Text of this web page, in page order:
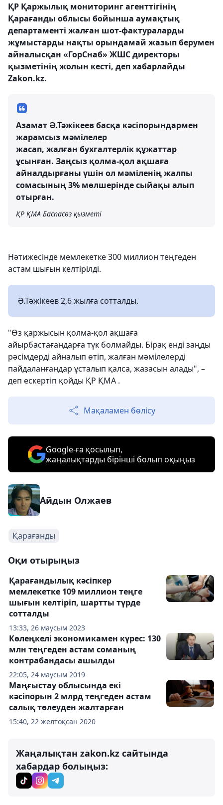
ҚР Қаржылық мониторинг агенттігінің
Қарағанды облысы бойынша аумақтық
департаменті жалған шот-фактураларды
жұмыстарды нақты орындамай жазып берумен
айналысқан «ГорСнаб» ЖШС директоры
қызметінің жолын кесті, деп хабарлайды
Zakon.kz.
Азамат Ә.Тәжікеев басқа кәсіпорындармен
жарамсыз мәмілелер
жасап, жалған бухгалтерлік құжаттар
ұсынған. Заңсыз қолма-қол ақшаға
айналдырғаны үшін ол мәміленің жалпы
сомасының 3% мөлшерінде сыйақы алып
отырған.
ҚР ҚМА Баспасөз қызметі
Нәтижесінде мемлекетке 300 миллион теңгеден
астам шығын келтірілді.
Ә.Тәжікеев 2,6 жылға сотталды.
"Өз қаржысын қолма-қол ақшаға
айырбастағандарға түк болмайды. Бірақ енді заңды
рәсімдерді айналып өтіп, жалған мәмілелерді
пайдаланғандар ұсталып қалса, жазасын алады", –
деп ескертіп қойды ҚР ҚМА .
Мақаламен бөлісу
Google-ға қосылып,
жаңалықтарды бірінші болып оқыңыз
Айдын Олжаев
Қарағанды
Оқи отырыңыз
13:33, 26 маусым 2023
Қарағандылық кәсіпкер
мемлекетке 109 миллион теңге
шығын келтіріп, шартты түрде
сотталды
22:05, 24 маусым 2019
Көлеңкелі экономикамен күрес: 130
млн теңгеден астам соманың
контрабандасы ашылды
15:40, 22 желтоқсан 2020
Маңғыстау облысында екі
кәсіпорын 2 млрд теңгеден астам
салық төлеуден жалтарған
Жаңалықтан zakon.kz сайтында
хабардар болыңыз: